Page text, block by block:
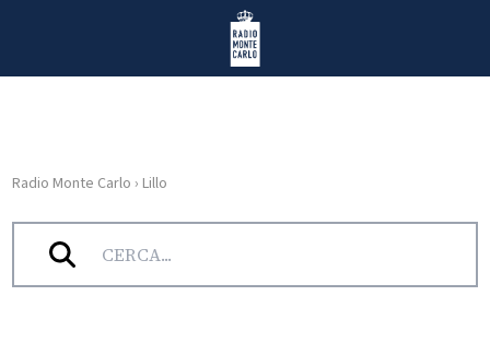
Radio Monte Carlo
HOME
RADIO
Radio Monte Carlo › Lillo
Tag:Lillo